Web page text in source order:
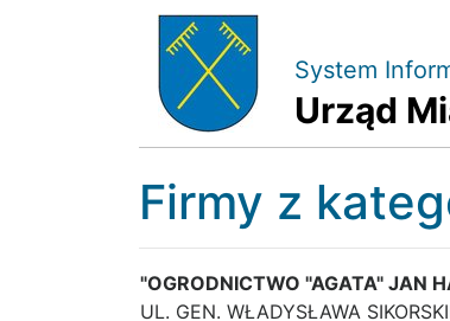
System
Urząd
Firmy z
"OGRODNICTWO "AGATA" JAN
UL. GEN. WŁADYSŁAWA